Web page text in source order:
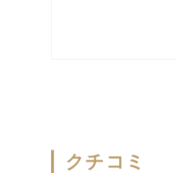
クチコミ